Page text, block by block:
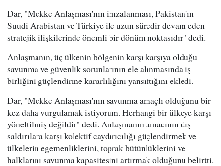
Dar, "Mekke Anlaşması'nın imzalanması, Pakistan'ın
Suudi Arabistan ve Türkiye ile uzun süredir devam eden
stratejik ilişkilerinde önemli bir dönüm noktasıdır" dedi.
Anlaşmanın, üç ülkenin bölgenin karşı karşıya olduğu
savunma ve güvenlik sorunlarının ele alınmasında iş
birliğini güçlendirme kararlılığını yansıttığını ekledi.
Dar, "Mekke Anlaşması'nın savunma amaçlı olduğunu bir
kez daha vurgulamak istiyorum. Herhangi bir ülkeye karşı
yöneltilmiş değildir" dedi. Anlaşmanın amacının dış
saldırılara karşı kolektif caydırıcılığı güçlendirmek ve
ülkelerin egemenliklerini, toprak bütünlüklerini ve
halklarını savunma kapasitesini artırmak olduğunu belirtti.